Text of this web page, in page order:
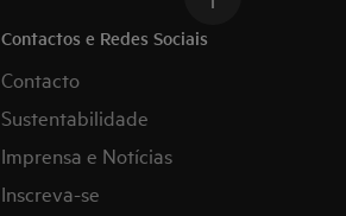
Contactos e Redes Sociais
Contacto
Sustentabilidade
Imprensa e Notícias
Inscreva-se